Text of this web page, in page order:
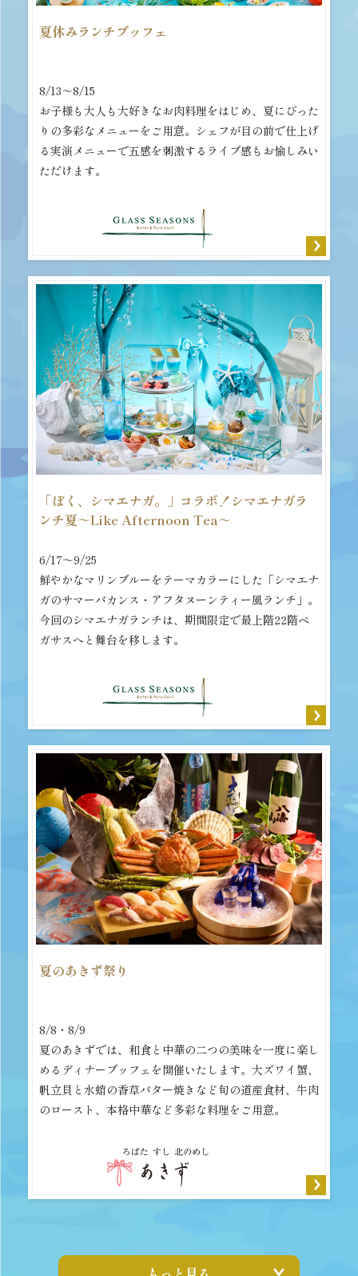
夏休みランチブッフェ
8/13～8/15
お子様も大人も大好きなお肉料理をはじめ、夏にぴった
りの多彩なメニューをご用意。シェフが目の前で仕上げ
る実演メニューで五感を刺激するライブ感もお愉しみい
ただけます。
「ぼく、シマエナガ。」コラボ！シマエナガラ
ンチ夏～Like Afternoon Tea～
6/17～9/25
鮮やかなマリンブルーをテーマカラーにした「シマエナ
ガのサマーバカンス・アフタヌーンティー風ランチ」。
今回のシマエナガランチは、期間限定で最上階22階ペ
ガサスへと舞台を移します。
夏のあきず祭り
8/8・8/9
夏のあきずでは、和食と中華の二つの美味を一度に楽し
めるディナーブッフェを開催いたします。大ズワイ蟹、
帆立貝と水蛸の香草バター焼きなど旬の道産食材、牛肉
のロースト、本格中華など多彩な料理をご用意。